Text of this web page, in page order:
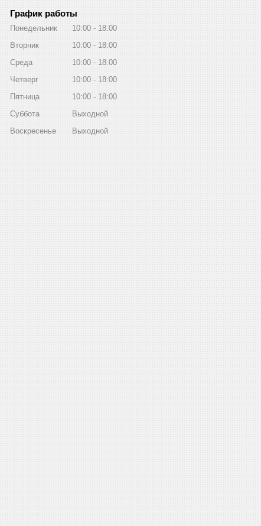
График работы
Понедельник 10:00
18:00
Вторник
10:00
18:00
Среда
10:00
18:00
Четверг
10:00
18:00
Пятница
10:00
18:00
Суббота
Выходной
Воскресенье
Выходной